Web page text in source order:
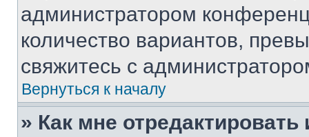
администратором
количество вариантов,
свяжитесь с
Вернуться к началу
» Как мне